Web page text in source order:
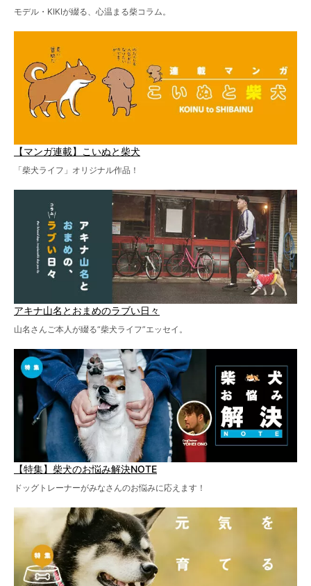
モデル・KIKIが綴る、心温まる柴コラム。
【マンガ連載】こいぬと柴犬
「柴犬ライフ」オリジナル作品！
アキナ山名とおまめのラブい日々
山名さんご本人が綴る“柴犬ライフ”エッセイ。
【特集】柴犬のお悩み解決NOTE
ドッグトレーナーがみなさんのお悩みに応えます！